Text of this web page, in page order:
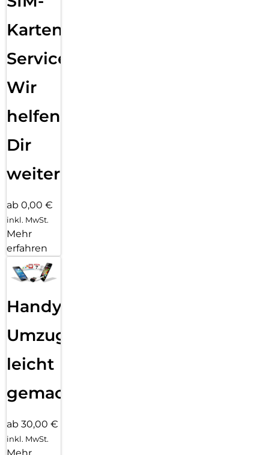
Karten
Service:
Wir
helfen
Dir
weiter
ab 0,00 €
inkl. MwSt.
Mehr
erfahren
Handy
Umzug
leicht
gemacht!
ab 30,00 €
inkl. MwSt.